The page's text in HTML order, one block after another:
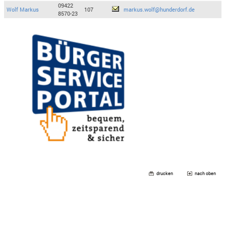
Wolf Markus
09422
8570-23
107 markus.wolf@hunderdorf.de
drucken nach oben